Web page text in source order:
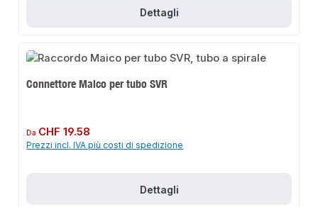
Dettagli
Connettore Maico per tubo SVR
Prezzo normale:
Da CHF 19.58
Prezzi incl. IVA più costi di spedizione
Dettagli